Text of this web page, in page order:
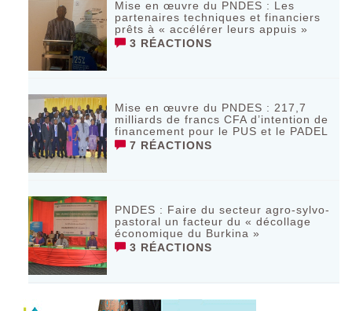
Mise en œuvre du PNDES : Les
partenaires techniques et financiers
prêts à « accélérer leurs appuis »
3 RÉACTIONS
Mise en œuvre du PNDES : 217,7
milliards de francs CFA d’intention de
financement pour le PUS et le PADEL
7 RÉACTIONS
PNDES : Faire du secteur agro-sylvo-
pastoral un facteur du « décollage
économique du Burkina »
3 RÉACTIONS